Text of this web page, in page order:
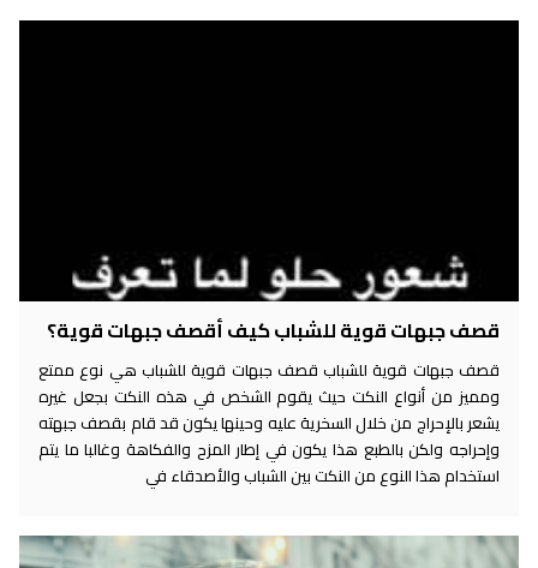
قصف جبهات قوية للشباب كيف أقصف جبهات قوية؟
قصف جبهات قوية للشباب قصف جبهات قوية للشباب هي نوع ممتع
ومميز من أنواع النكت حيث يقوم الشخص في هذه النكت بجعل غيره
يشعر بالإحراج من خلال السخرية عليه وحينها يكون قد قام بقصف جبهته
وإحراجه ولكن بالطبع هذا يكون في إطار المزح والفكاهة وغالبا ما يتم
استخدام هذا النوع من النكت بين الشباب والأصدقاء في